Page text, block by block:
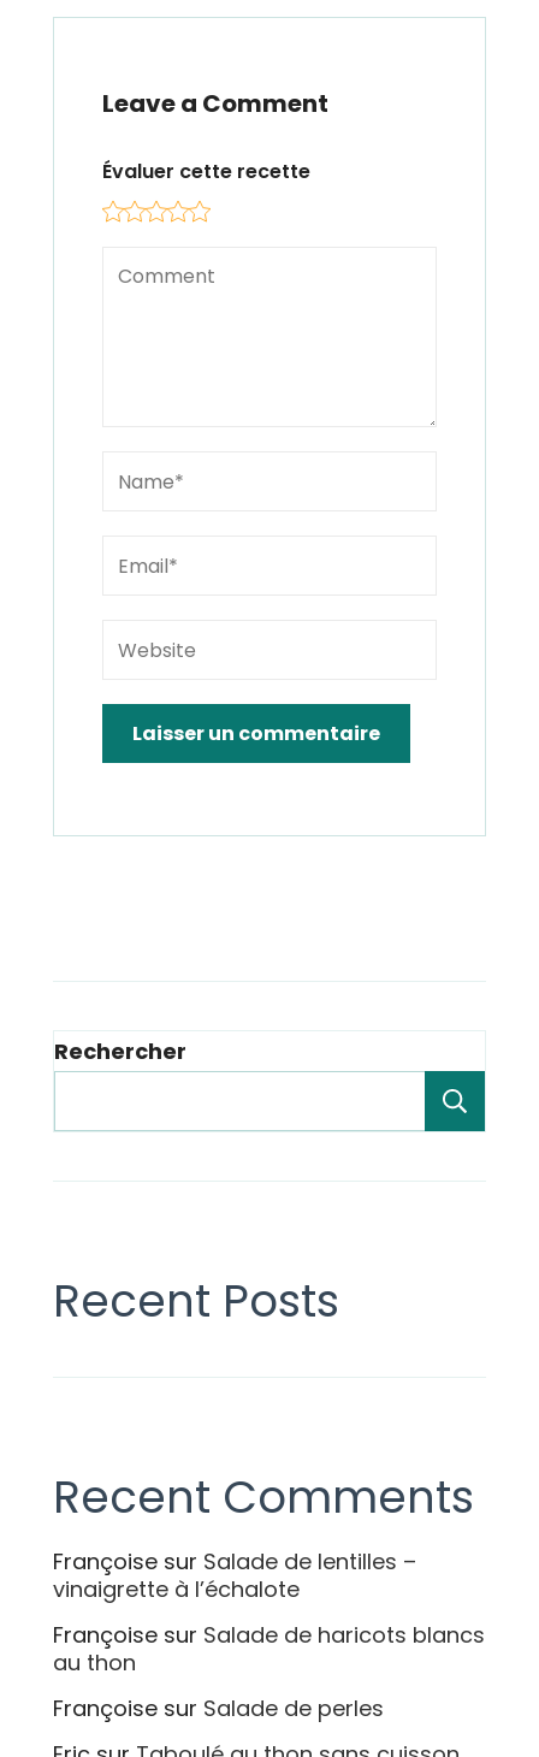
Leave a Comment
Évaluer cette recette
Rechercher
Recent Posts
Recent Comments
Françoise sur Salade de lentilles –
vinaigrette à l’échalote
Françoise sur Salade de haricots blancs
au thon
Françoise sur Salade de perles